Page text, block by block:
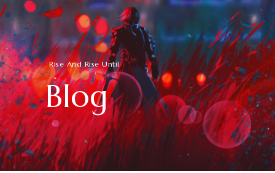
Rise And Rise Until
Blog